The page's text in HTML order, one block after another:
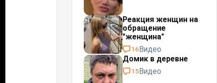
Реакция женщин на
обращение
"женщина"
16Видео
Домик в деревне
15Видео